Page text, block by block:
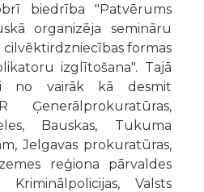
biedrība "Patvērums
organizēja semināru
formas
izglītošana". Tajā
no vairāk kā desmit
Bauskas, Tukuma
Jelgavas prokuratūras,
reģiona pārvaldes
Kriminālpolicijas, Valsts